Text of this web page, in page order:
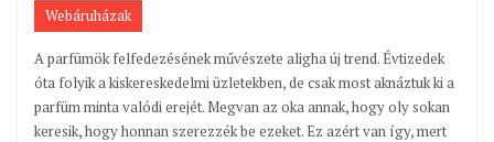
Webáruházak
A parfümök felfedezésének művészete aligha új trend. Évtizedek
óta folyik a kiskereskedelmi üzletekben, de csak most aknáztuk ki a
parfüm minta valódi erejét. Megvan az oka annak, hogy oly sokan
keresik, hogy honnan szerezzék be ezeket. Ez azért van így, mert